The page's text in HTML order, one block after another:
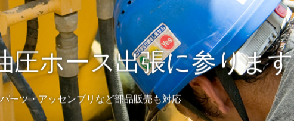
圧ホース出張に参ります
ーツ・アッセンブリなど部品販売も対応